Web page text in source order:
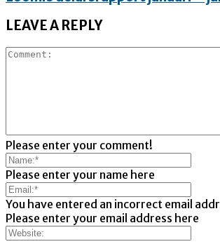
LEAVE A REPLY
Please enter your comment!
Please enter your name here
You have entered an incorrect email
Please enter your email address here